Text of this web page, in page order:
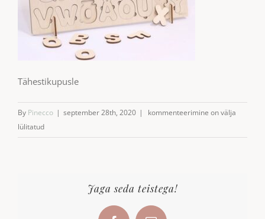
Tähestikupusle
By Pinecco | september 28th, 2020 |
Tähestikupusle
(2)
kommenteerimine on välja
lülitatud
Jaga seda teistega!